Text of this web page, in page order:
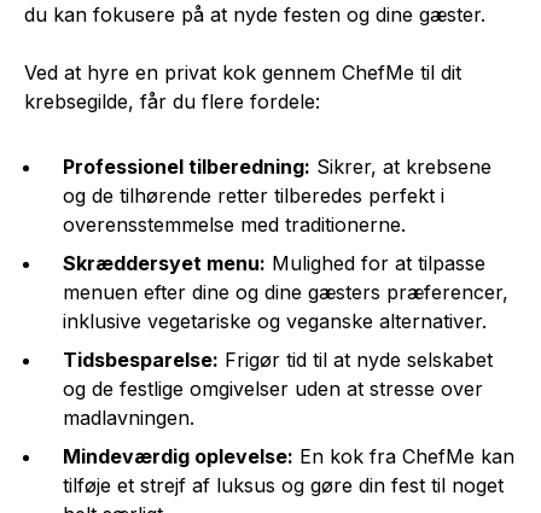
du kan fokusere på at nyde festen og dine gæster.
Ved at hyre en privat kok gennem ChefMe til dit
krebsegilde, får du flere fordele:
Professionel tilberedning: Sikrer, at krebsene
og de tilhørende retter tilberedes perfekt i
overensstemmelse med traditionerne.
Skræddersyet menu: Mulighed for at tilpasse
menuen efter dine og dine gæsters præferencer,
inklusive vegetariske og veganske alternativer.
Tidsbesparelse: Frigør tid til at nyde selskabet
og de festlige omgivelser uden at stresse over
madlavningen.
Mindeværdig oplevelse: En kok fra ChefMe kan
tilføje et strejf af luksus og gøre din fest til noget